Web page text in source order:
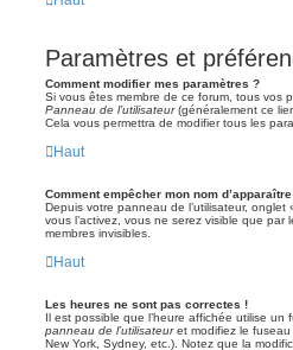
Paramètres et
Comment modifier mes paramètres ?
Si vous êtes membre de ce forum, tous vos
Panneau de l’utilisateur(généralement ce
Cela vous permettra de modifier tous les
Haut
Comment empêcher mon nom
Depuis votre panneau de l’utilisateur,
vous l’activez, vous ne serez visible que
membres invisibles.
Haut
Les heures ne sont pas correctes !
Il est possible que l’heure affichée utilise
panneau de l’utilisateuret modifiez le fuseau
New York, Sydney, etc.). Notez que la